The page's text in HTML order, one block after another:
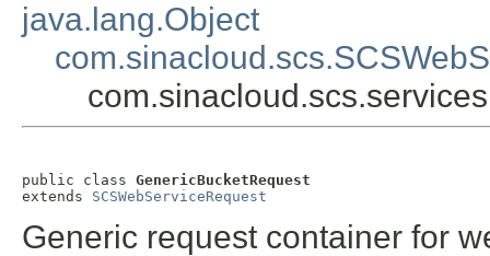
java.lang.Object
public class GenericBucketRequest
extends SCSWebServiceRequest
Generic request container for